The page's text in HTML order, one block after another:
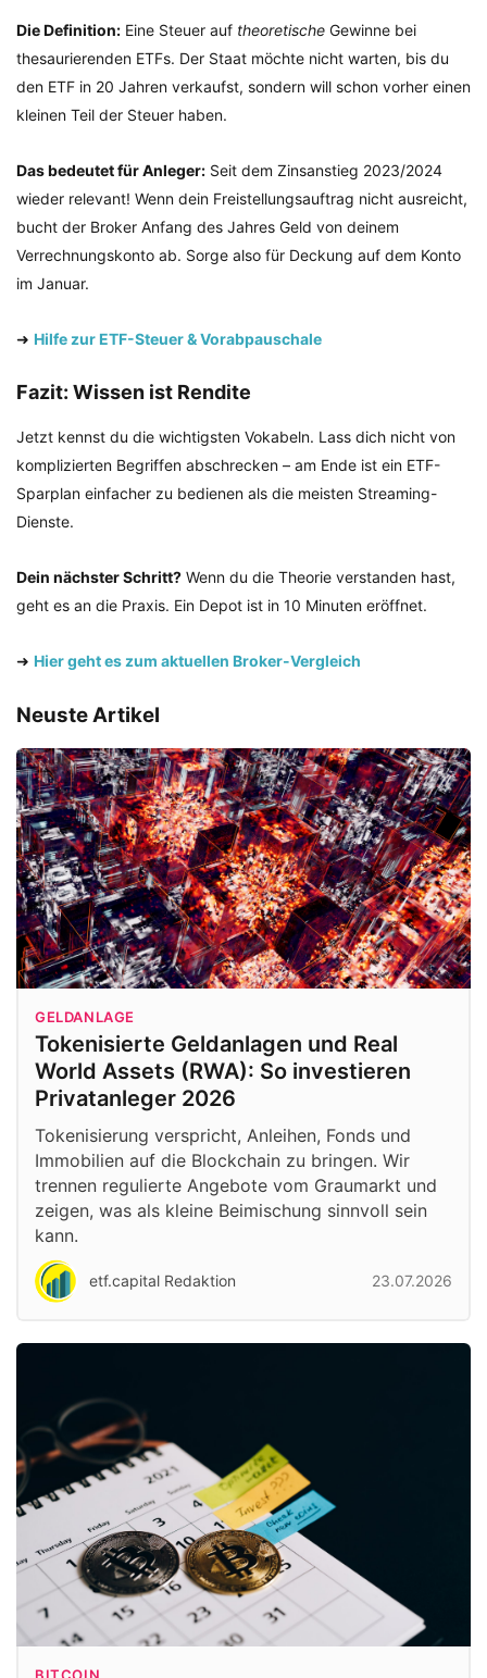
Die Definition: Eine Steuer auf theoretische Gewinne bei
thesaurierenden ETFs. Der Staat möchte nicht warten, bis du
den ETF in 20 Jahren verkaufst, sondern will schon vorher einen
kleinen Teil der Steuer haben.
Das bedeutet für Anleger: Seit dem Zinsanstieg 2023/2024
wieder relevant! Wenn dein Freistellungsauftrag nicht ausreicht,
bucht der Broker Anfang des Jahres Geld von deinem
Verrechnungskonto ab. Sorge also für Deckung auf dem Konto
im Januar.
➜ Hilfe zur ETF-Steuer & Vorabpauschale
Fazit: Wissen ist Rendite
Jetzt kennst du die wichtigsten Vokabeln. Lass dich nicht von
komplizierten Begriffen abschrecken – am Ende ist ein ETF-
Sparplan einfacher zu bedienen als die meisten Streaming-
Dienste.
Dein nächster Schritt? Wenn du die Theorie verstanden hast,
geht es an die Praxis. Ein Depot ist in 10 Minuten eröffnet.
➜ Hier geht es zum aktuellen Broker-Vergleich
Neuste Artikel
GELDANLAGE
Tokenisierte Geldanlagen und Real
World Assets (RWA): So investieren
Privatanleger 2026
Tokenisierung verspricht, Anleihen, Fonds und
Immobilien auf die Blockchain zu bringen. Wir
trennen regulierte Angebote vom Graumarkt und
zeigen, was als kleine Beimischung sinnvoll sein
kann.
etf.capital Redaktion 23.07.2026
BITCOIN